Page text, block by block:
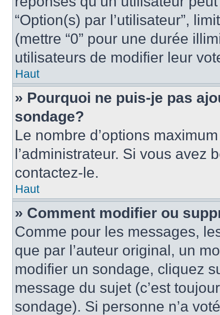
“Option(s) par l’utilisateur”,
(mettre “0” pour une durée
utilisateurs de modifier leur
Haut
» Pourquoi ne puis-je pas
sondage?
Le nombre d’options
l’administrateur. Si vous avez
contactez-le.
Haut
» Comment modifier ou
Comme pour les messages,
que par l’auteur original, un
modifier un sondage, cliquez
message du sujet (c’est
sondage). Si personne n’a